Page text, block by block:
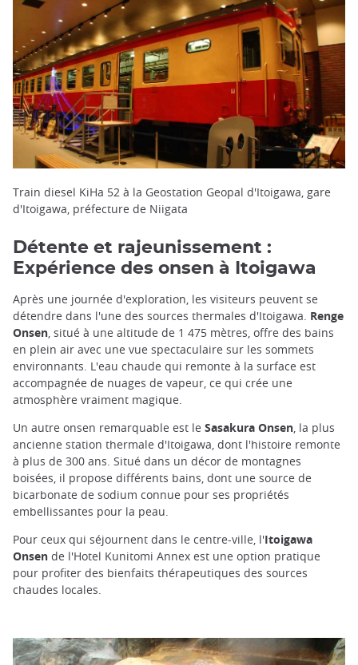
Train diesel KiHa 52 à la Geostation Geopal d'Itoigawa, gare
d'Itoigawa, préfecture de Niigata
Détente et rajeunissement :
Expérience des onsen à Itoigawa
Après une journée d'exploration, les visiteurs peuvent se
détendre dans l'une des sources thermales d'Itoigawa. Renge
Onsen, situé à une altitude de 1 475 mètres, offre des bains
en plein air avec une vue spectaculaire sur les sommets
environnants. L'eau chaude qui remonte à la surface est
accompagnée de nuages de vapeur, ce qui crée une
atmosphère vraiment magique.
Un autre onsen remarquable est le Sasakura Onsen, la plus
ancienne station thermale d'Itoigawa, dont l'histoire remonte
à plus de 300 ans. Situé dans un décor de montagnes
boisées, il propose différents bains, dont une source de
bicarbonate de sodium connue pour ses propriétés
embellissantes pour la peau.
Pour ceux qui séjournent dans le centre-ville, l'Itoigawa
Onsen de l'Hotel Kunitomi Annex est une option pratique
pour profiter des bienfaits thérapeutiques des sources
chaudes locales.